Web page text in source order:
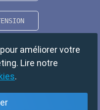
améliorer votre
Lire notre
.